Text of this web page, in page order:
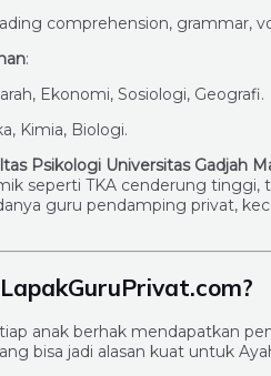
comprehension, grammar,
:
Ekonomi, Sosiologi, Geografi.
Kimia, Biologi.
Psikologi Universitas Gadjah
seperti TKA cenderung tinggi,
guru pendamping privat,
anak berhak mendapatkan
bisa jadi alasan kuat untuk